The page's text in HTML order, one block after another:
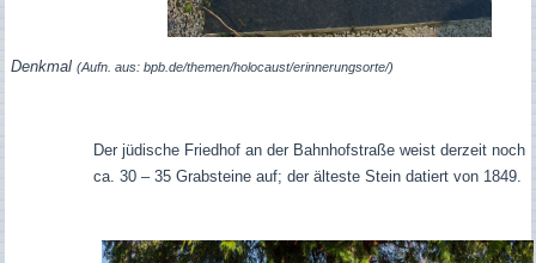
Denkmal(Aufn. aus: bpb.de/themen/holocaust/erinnerungsorte/)
Der jüdische Friedhof an der Bahnhofstraße weist derzeit noch
ca. 30 – 35 Grabsteine auf; der älteste Stein datiert von 1849.